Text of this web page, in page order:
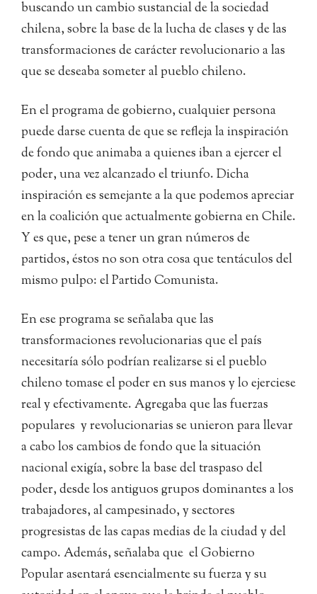
buscando un cambio sustancial de la sociedad
chilena, sobre la base de la lucha de clases y de las
transformaciones de carácter revolucionario a las
que se deseaba someter al pueblo chileno.
En el programa de gobierno, cualquier persona
puede darse cuenta de que se refleja la inspiración
de fondo que animaba a quienes iban a ejercer el
poder, una vez alcanzado el triunfo. Dicha
inspiración es semejante a la que podemos apreciar
en la coalición que actualmente gobierna en Chile.
Y es que, pese a tener un gran números de
partidos, éstos no son otra cosa que tentáculos del
mismo pulpo: el Partido Comunista.
En ese programa se señalaba que las
transformaciones revolucionarias que el país
necesitaría sólo podrían realizarse si el pueblo
chileno tomase el poder en sus manos y lo ejerciese
real y efectivamente. Agregaba que las fuerzas
populares y revolucionarias se unieron para llevar
a cabo los cambios de fondo que la situación
nacional exigía, sobre la base del traspaso del
poder, desde los antiguos grupos dominantes a los
trabajadores, al campesinado, y sectores
progresistas de las capas medias de la ciudad y del
campo. Además, señalaba que el Gobierno
Popular asentará esencialmente su fuerza y su